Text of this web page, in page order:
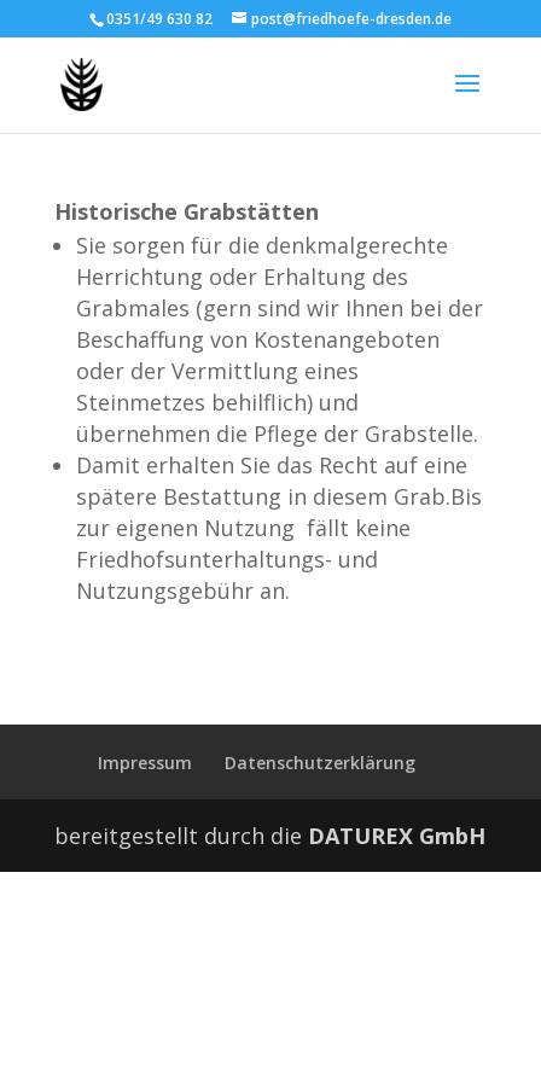
0351/49 630 82 post@friedhoefe-dresden.de
Historische Grabstätten
Sie sorgen für die denkmalgerechte
Herrichtung oder Erhaltung des
Grabmales (gern sind wir Ihnen bei der
Beschaffung von Kostenangeboten
oder der Vermittlung eines
Steinmetzes behilflich) und
übernehmen die Pflege der Grabstelle.
Damit erhalten Sie das Recht auf eine
spätere Bestattung in diesem Grab.Bis
zur eigenen Nutzung fällt keine
Friedhofsunterhaltungs- und
Nutzungsgebühr an.
Impressum Datenschutzerklärung
bereitgestellt durch die DATUREX GmbH